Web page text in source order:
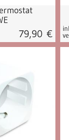
79,90 €